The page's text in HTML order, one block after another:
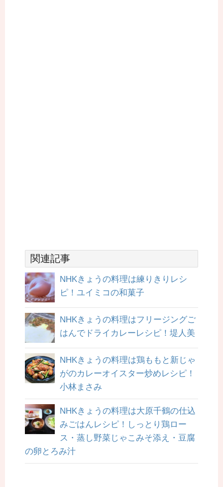
関連記事
NHKきょうの料理は練りきりレシ
ピ！ユイミコの和菓子
NHKきょうの料理はフリージングご
はんでドライカレーレシピ！堤人美
NHKきょうの料理は鶏ももと新じゃ
がのカレーオイスター炒めレシピ！
小林まさみ
NHKきょうの料理は大原千鶴の仕込
みごはんレシピ！しっとり鶏ロー
ス・蒸し野菜じゃこみそ添え・豆腐
の卵とろみ汁